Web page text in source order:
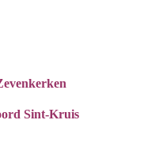
Sint-Kruis